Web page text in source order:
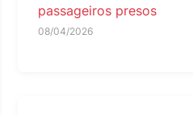
passageiros presos
08/04/2026